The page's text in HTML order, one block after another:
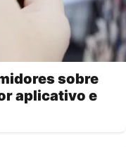
sobre
aplicativo e